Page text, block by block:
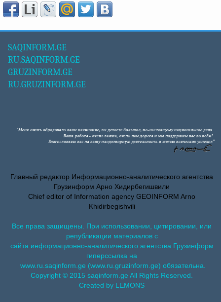
SAQINFORM.GE
RU.SAQINFORM.GE
GRUZINFORM.GE
RU.GRUZINFORM.GE
Главный редактор Информационно-аналитического агентства
Грузинформ Арно Хидирбегишвили
Chief editor of Information agency GEOINFORM Arno
Khidirbegishvili
Все права защищены. При использовании, цитировании, или
републикации материалов с
сайта информационно-аналитического агентства Грузинформ
гиперссылка на
www.ru.saqinform.ge (www.ru.gruzinform.ge) обязательна.
Copyright © 2015 saqinform.ge All Rights Reserved.
Created by LEMONS